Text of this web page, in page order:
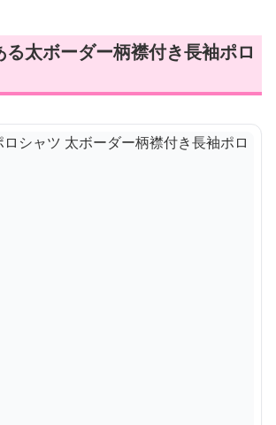
る太ボーダー柄襟付き長袖ポロ